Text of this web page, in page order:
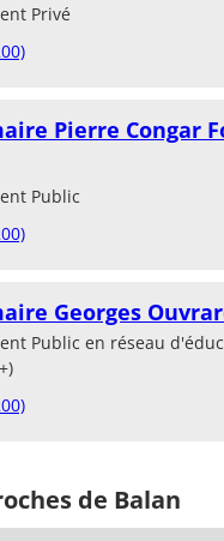
Privé
Pierre Congar
Public
Georges
Public en réseau
de Balan